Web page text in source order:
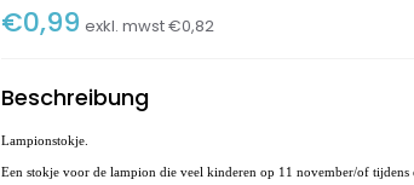
€0,99 exkl. mwst€0,82
Beschreibung
Lampionstokje.
Een stokje voor de lampion die veel kinderen op 11 november/of tijdens